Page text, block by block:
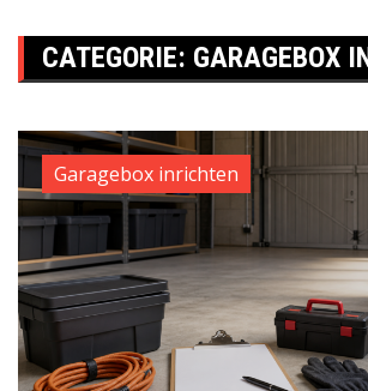
CATEGORIE: GARAGEBOX
Garagebox inrichten